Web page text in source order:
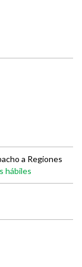
a Regiones
hábiles